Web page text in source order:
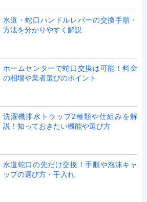
水道・蛇口ハンドルレバーの交換手順・
方法を分かりやすく解説
ホームセンターで蛇口交換は可能！料金
の相場や業者選びのポイント
洗濯機排水トラップ2種類や仕組みを解
説！知っておきたい機能や選び方
水道蛇口の先だけ交換！手順や泡沫キャ
ップの選び方・手入れ